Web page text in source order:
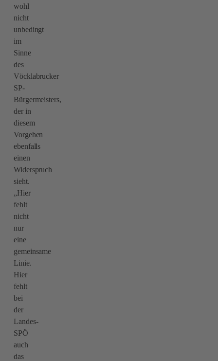
wohl
nicht
unbedingt
im
Sinne
des
Vöcklabrucker
SP-
Bürgermeisters,
der in
diesem
Vorgehen
ebenfalls
einen
Widerspruch
sieht.
„Hier
fehlt
nicht
nur
eine
gemeinsame
Linie.
Hier
fehlt
bei
der
Landes-
SPÖ
auch
das